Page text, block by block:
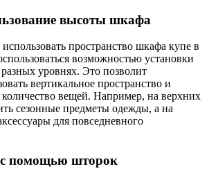
высоты шкафа
пространство шкафа купе в
возможностью установки
уровнях. Это позволит
вертикальное пространство и
количество вещей. Например, на верхних
сезонные предметы одежды, а на
для повседневного
с помощью шторок